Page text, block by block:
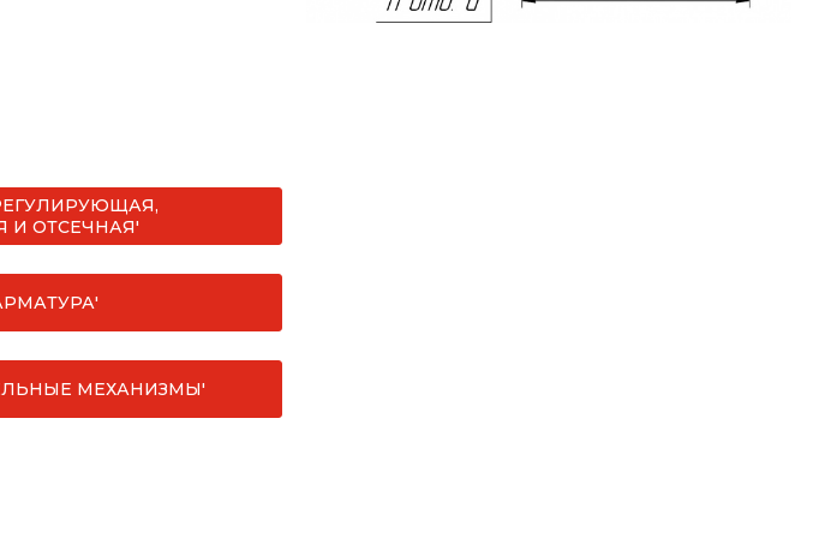
И ОТСЕЧНАЯ'
МЕХАНИЗМЫ'